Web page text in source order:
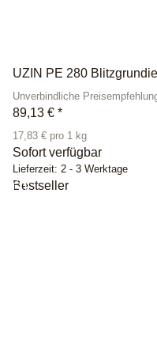
UZIN PE 280
Unverbindliche
89,13 € *
17,83 € pro 1 kg
Sofort verfügbar
Lieferzeit: 2 - 3 Werktage
Bestseller